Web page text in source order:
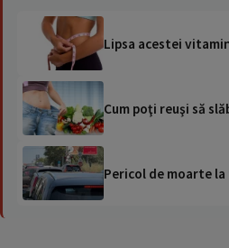
Lipsa acestei
Cum poţi reuşi să
Pericol de moarte